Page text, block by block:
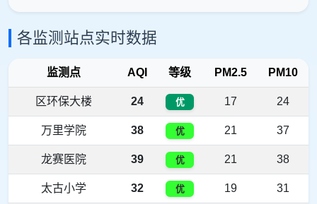
各监测站点实时数据
监测点 AQI 等级 PM2.5 PM10
区环保大楼 24 优 17 24
万里学院 38 优 21 37
龙赛医院 39 优 21 38
太古小学 32 优 19 31